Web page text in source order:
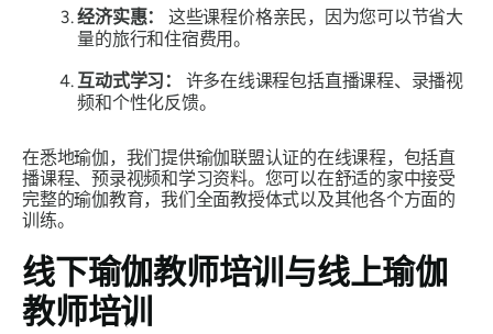
经济实惠：
这些课程价格亲民，因为您可以节省大
量的旅行和住宿费用。
互动式学习：
许多在线课程包括直播课程、录播视
频和个性化反馈。
在悉地瑜伽，我们提供瑜伽联盟认证的在线课程，包括直
播课程、预录视频和学习资料。您可以在舒适的家中接受
完整的瑜伽教育，我们全面教授体式以及其他各个方面的
训练。
线下瑜伽教师培训与线上瑜伽
教师培训